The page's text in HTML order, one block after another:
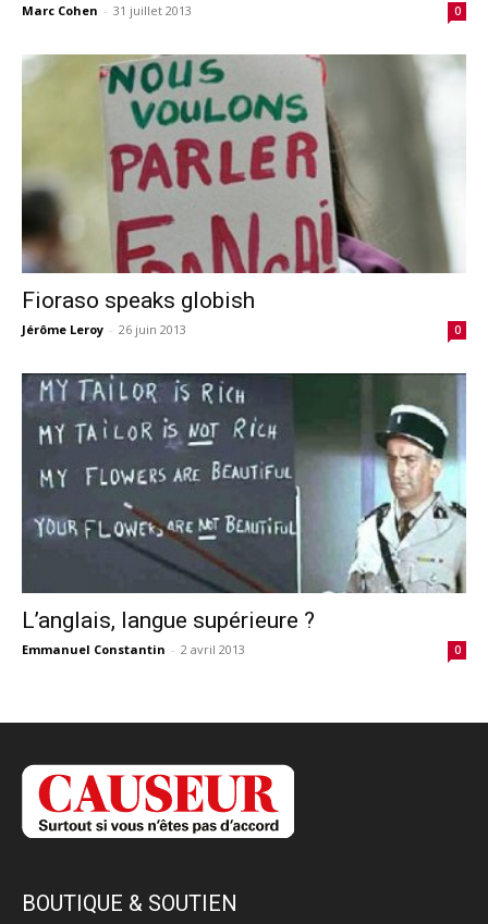
Marc Cohen - 31 juillet 2013 0
Fioraso speaks globish
Jérôme Leroy - 26 juin 2013 0
L’anglais, langue supérieure ?
Emmanuel Constantin - 2 avril 2013 0
BOUTIQUE & SOUTIEN